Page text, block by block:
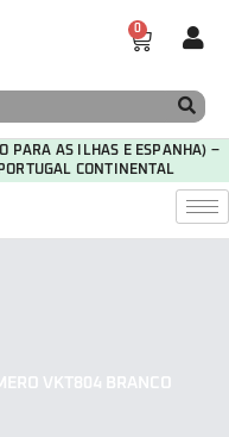
0
PARA AS ILHAS E ESPANHA) –
CONTINENTAL
VKT804 BRANCO